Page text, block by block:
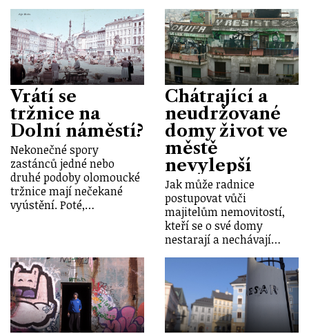
Vrátí se
tržnice na
Dolní náměstí?
Nekonečné spory
zastánců jedné nebo
druhé podoby olomoucké
tržnice mají nečekané
vyústění. Poté,…
Chátrající a
neudržované
domy život ve
městě
nevylepší
Jak může radnice
postupovat vůči
majitelům nemovitostí,
kteří se o své domy
nestarají a nechávají…